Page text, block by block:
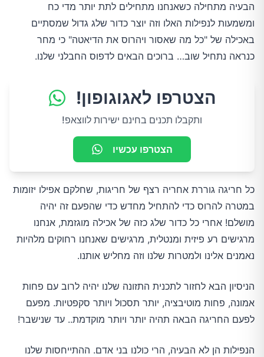
הבעיה מתחילה כשאנחנו מתחילים לתת יותר מדי כח
ומשמעות לנפילות האלו וזה יוצר כדור שלג גדול שמסתיים
באכילה של "כל מה שאסור ויהרוס את הדיאטה" כי מחר
כנראה נתחיל שוב… ברוכים הבאים לדפוס החבלני שלנו.
הצטרפו לאגוגופון!
ותקבלו תכנים בחינם ישירות לווצאפ!
הצטרפו עכשיו
כל חריגה גוררת אחריה רצף של חריגות, שחלקם אפילו יזומות
במטרה להרוס כדי להתחיל מחדש כדי שהפעם זה יהיה
מושלם! אחרי כל כדור שלג כזה של אכילה מוגזמת, אנחנו
מרגישים רע פיזית ומנטלית, מרגישים שאנחנו רחוקים מלהיות
נאמנים אלינו ולמטרות שלנו וזה מחליש אותנו.
הניסיון הבא לחזור לתכנית התזונה שלנו יהיה לרוב עם פחות
אמונה, פחות מוטיבציה, יותר תסכול ויותר סקפטיות. מפעם
לפעם החריגה הבאה תהיה יותר ויותר מוקדמת.. עד שנישבר!
הנפילות הן לא הבעיה, הרי כולנו בני אדם. ההתייחסות שלנו